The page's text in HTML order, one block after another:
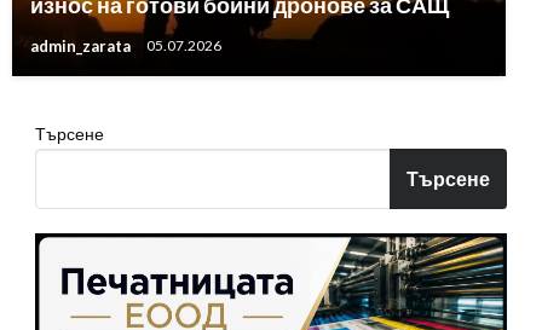
admin_zarata 05.07.2026
Търсене
Търсене